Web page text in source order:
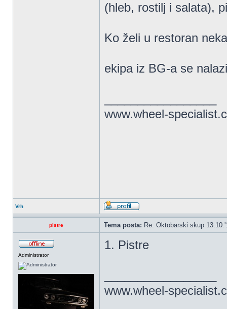
(hleb, rostilj i salata),
Ko želi u restoran
ekipa iz BG-a se
www.wheel-
Vrh
pistre Tema posta: Re: Oktobarski skup
Administrator
1. Pistre
www.wheel-